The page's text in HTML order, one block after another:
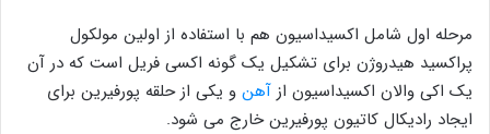
مرحله اول شامل اکسیداسیون هم با استفاده از اولین مولکول
پراکسید هیدروژن برای تشکیل یک گونه اکسی فریل است که در آن
یک اکی والان اکسیداسیون از آهن و یکی از حلقه پورفیرین برای
ایجاد رادیکال کاتیون پورفیرین خارج می شود.